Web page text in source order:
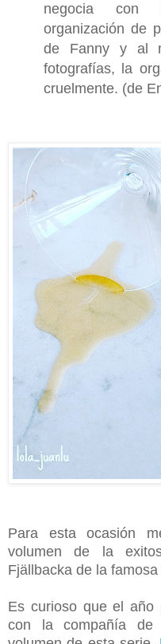
negocia con
organización de
de Fanny y al
fotografías, la
cruelmente. (de
Para esta ocasión
volumen de la
Fjällbacka de la
Es curioso que el año
con la compañía